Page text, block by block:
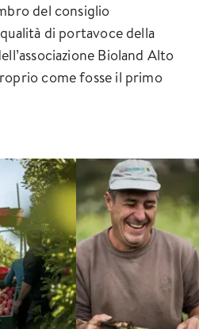
del consiglio
di portavoce della
Bioland Alto
come fosse il primo